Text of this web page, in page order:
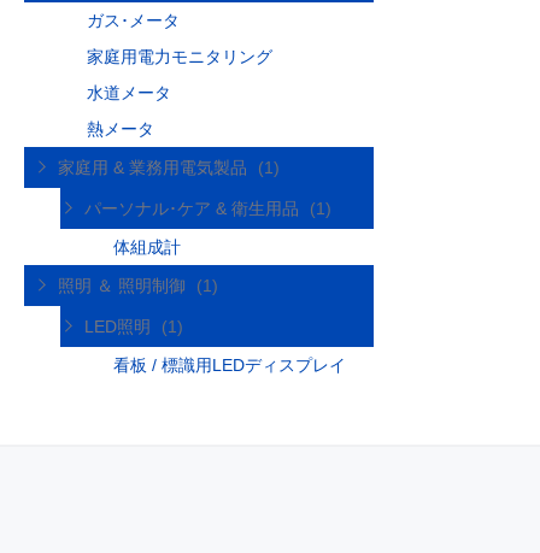
ガス･メータ
家庭用電力モニタリング
水道メータ
熱メータ
家庭用 & 業務用電気製品
(1)
パーソナル･ケア & 衛生用品
(1)
体組成計
照明 ＆ 照明制御
(1)
LED照明
(1)
看板 / 標識用LEDディスプレイ